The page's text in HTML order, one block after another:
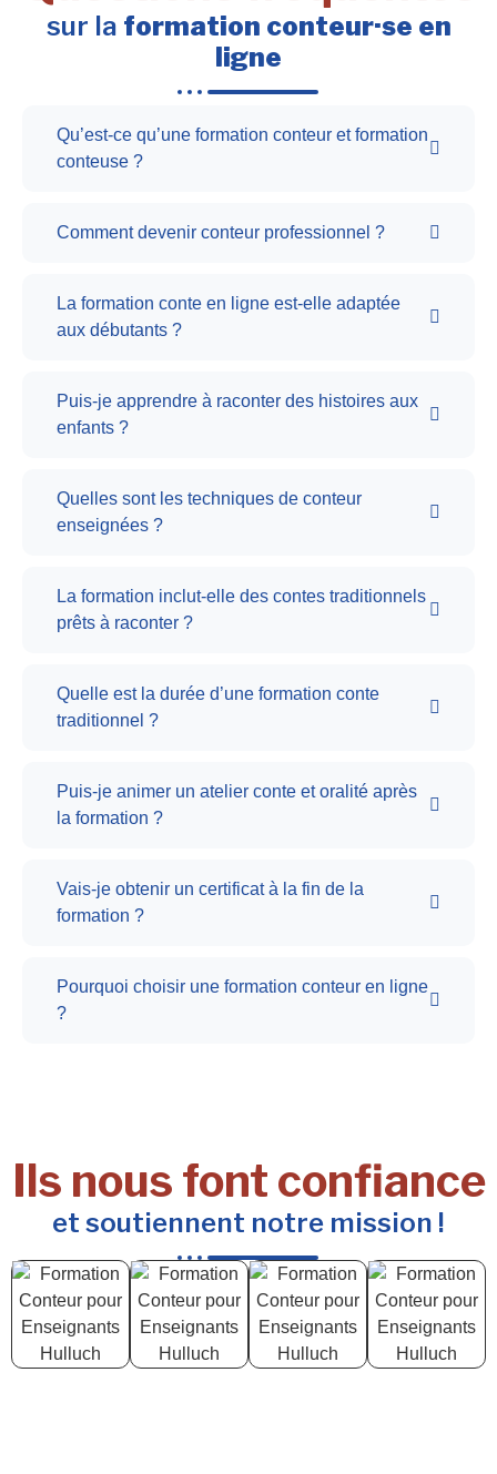
sur la formation conteur·se en
ligne
Qu’est-ce qu’une formation conteur et formation
conteuse ?
Comment devenir conteur professionnel ?
La formation conte en ligne est-elle adaptée
aux débutants ?
Puis-je apprendre à raconter des histoires aux
enfants ?
Quelles sont les techniques de conteur
enseignées ?
La formation inclut-elle des contes traditionnels
prêts à raconter ?
Quelle est la durée d’une formation conte
traditionnel ?
Puis-je animer un atelier conte et oralité après
la formation ?
Vais-je obtenir un certificat à la fin de la
formation ?
Pourquoi choisir une formation conteur en ligne
?
Ils nous font confiance
et soutiennent notre mission !